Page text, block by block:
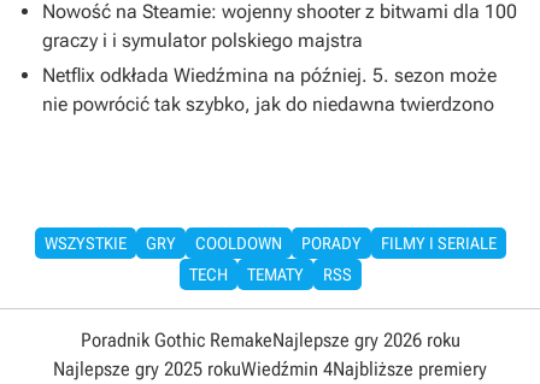
Nowość na Steamie: wojenny shooter z bitwami dla 100
graczy i i symulator polskiego majstra
Netflix odkłada Wiedźmina na później. 5. sezon może
nie powrócić tak szybko, jak do niedawna twierdzono
WSZYSTKIE GRY COOLDOWN PORADY
FILMY I SERIALE
TECH
TEMATY RSS
Poradnik Gothic RemakeNajlepsze gry 2026 roku
Najlepsze gry 2025 rokuWiedźmin 4Najbliższe premiery